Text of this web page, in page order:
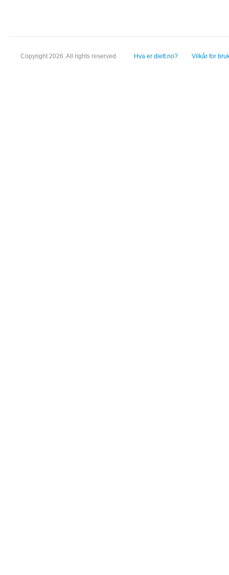
Copyright 2026. All rights reserved Hva er diett.no? Vilkår for